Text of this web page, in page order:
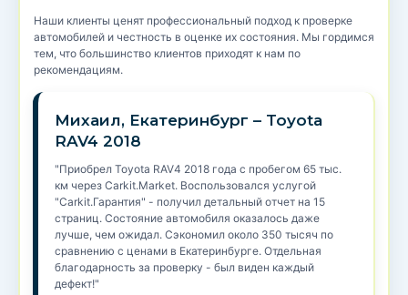
Наши клиенты ценят профессиональный подход к проверке
автомобилей и честность в оценке их состояния. Мы гордимся
тем, что большинство клиентов приходят к нам по
рекомендациям.
Михаил, Екатеринбург – Toyota
RAV4 2018
"Приобрел Toyota RAV4 2018 года с пробегом 65 тыс.
км через Carkit.Market. Воспользовался услугой
"Carkit.Гарантия" - получил детальный отчет на 15
страниц. Состояние автомобиля оказалось даже
лучше, чем ожидал. Сэкономил около 350 тысяч по
сравнению с ценами в Екатеринбурге. Отдельная
благодарность за проверку - был виден каждый
дефект!"